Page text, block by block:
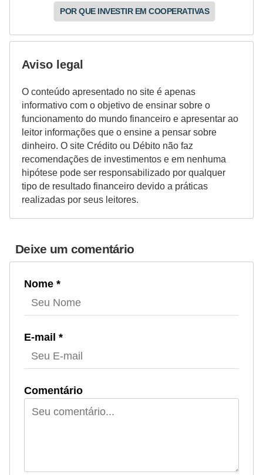
POR QUE INVESTIR EM COOPERATIVAS
Aviso legal
O conteúdo apresentado no site é apenas
informativo com o objetivo de ensinar sobre o
funcionamento do mundo financeiro e apresentar ao
leitor informações que o ensine a pensar sobre
dinheiro. O site Crédito ou Débito não faz
recomendações de investimentos e em nenhuma
hipótese pode ser responsabilizado por qualquer
tipo de resultado financeiro devido a práticas
realizadas por seus leitores.
Deixe um comentário
Nome *
E-mail *
Comentário